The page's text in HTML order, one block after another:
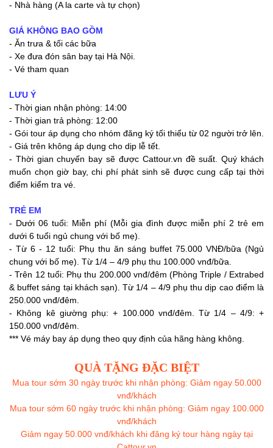
- Nhà hàng (A la carte và tự chọn)
GIÁ KHÔNG BAO GỒM
- Ăn trưa & tối các bữa
- Xe đưa đón sân bay tại Hà Nội.
- Vé tham quan
LƯU Ý
- Thời gian nhận phòng: 14:00
- Thời gian trả phòng: 12:00
- Gói tour áp dụng cho nhóm đăng ký tối thiểu từ 02 người trở lên.
- Giá trên không áp dụng cho dịp lễ tết.
- Thời gian chuyến bay sẽ được Cattour.vn đề suất. Quý khách
muốn chọn giờ bay, chi phí phát sinh sẽ được cung cấp tại thời
điểm kiểm tra vé.
TRẺ EM
- Dưới 06 tuổi: Miễn phí (Mỗi gia đình được miễn phí 2 trẻ em
dưới 6 tuổi ngủ chung với bố mẹ).
- Từ 6 - 12 tuổi: Phụ thu ăn sáng buffet 75.000 VNĐ/bữa (Ngủ
chung với bố mẹ). Từ 1/4 – 4/9 phụ thu 100.000 vnđ/bữa.
- Trên 12 tuổi: Phụ thu 200.000 vnđ/đêm (Phòng Triple / Extrabed
& buffet sáng tại khách sạn). Từ 1/4 – 4/9 phụ thu dịp cao điểm là
250.000 vnđ/đêm.
- Không kê giường phụ: + 100.000 vnđ/đêm. Từ 1/4 – 4/9: +
150.000 vnđ/đêm.
*** Vé máy bay áp dụng theo quy định của hãng hàng không.
QUÀ TẶNG ĐẶC BIỆT
Mua tour sớm 30 ngày trước khi nhận phòng: Giảm ngay 50.000
vnđ/khách
Mua tour sớm 60 ngày trước khi nhận phòng: Giảm ngay 100.000
vnđ/khách
Giảm ngay 50.000 vnđ/khách khi đăng ký tour hàng ngày tại